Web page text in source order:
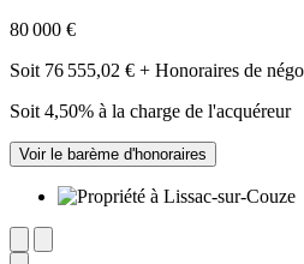
80 000 €
Soit 76 555,02 € + Honoraires de
Soit 4,50% à la charge de l'acquéreur
Voir le barème d'honoraires